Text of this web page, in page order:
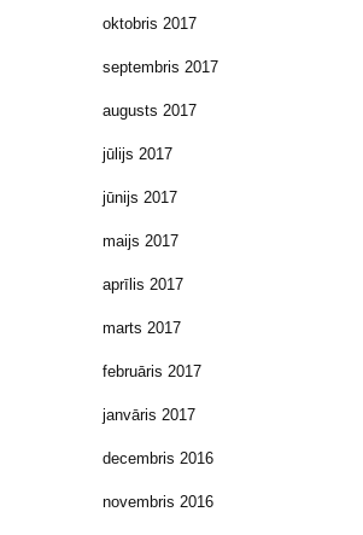
oktobris 2017
septembris 2017
augusts 2017
jūlijs 2017
jūnijs 2017
maijs 2017
aprīlis 2017
marts 2017
februāris 2017
janvāris 2017
decembris 2016
novembris 2016